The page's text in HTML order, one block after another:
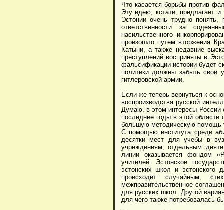
Что касается борьбы против
Эту идею, кстати, предлагает
Эстонии очень трудно
ответственности за
насильственного
произошло путем вторжения
Катыни, а также недавние
преступлений восприняты в
фальсификации истории будет
политики должны забыть свои
гитлеровской армии.
Если же теперь вернуться к
воспроизводства русской
Думаю, в этом интересы России
последние годы в этой
большуюметодическую помощь
С помощью института среди
десятки мест для учебы в
учреждениям, отдельным
линии оказывается фондом
учителей. Эстонское
эстонских школ и эстонского
происходит случайным,
межправительственное
для русских школ. Другой
для чего также потребовалась